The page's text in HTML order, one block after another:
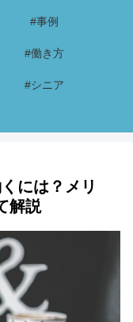
#事例
#働き方
#シニア
には？メリ
解説